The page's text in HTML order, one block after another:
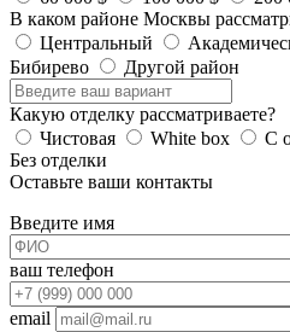
В каком районе Москвы
Центральный
Бибирево
Другой район
Какую отделку рассматриваете?
Чистовая
White box
С
Без отделки
Оставьте ваши контакты
Введите имя
ваш телефон
email